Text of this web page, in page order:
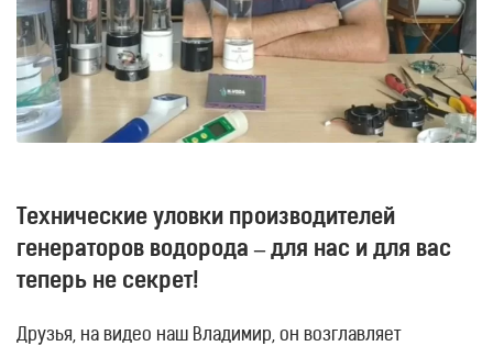
Водородные
ванны
Кислородные
концентраторы
Бьюти
приборы
лица
Фотоэпиляторы
воздуха
Технические уловки производителей
генераторов водорода – для нас и для вас
теперь не секрет!
Друзья, на видео наш Владимир, он возглавляет